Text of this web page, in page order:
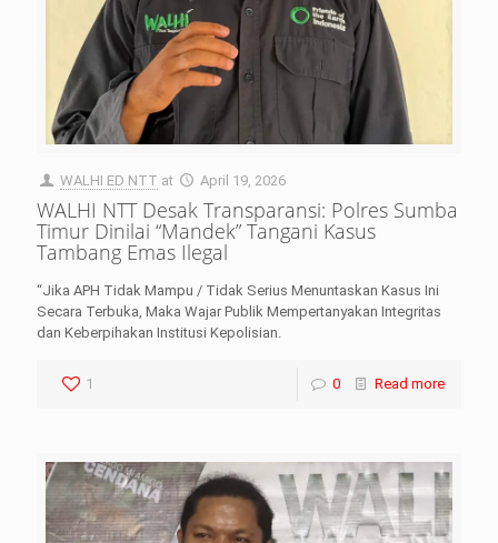
WALHI ED NTT at April 19, 2026
WALHI NTT Desak Transparansi: Polres Sumba
Timur Dinilai “Mandek” Tangani Kasus
Tambang Emas Ilegal
“Jika APH Tidak Mampu / Tidak Serius Menuntaskan Kasus Ini
Secara Terbuka, Maka Wajar Publik Mempertanyakan Integritas
dan Keberpihakan Institusi Kepolisian.
1 0 Read more